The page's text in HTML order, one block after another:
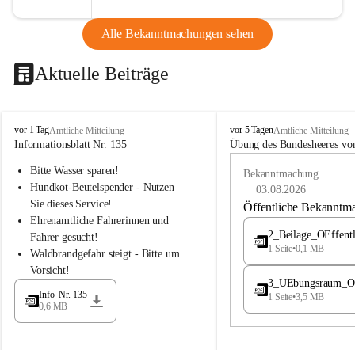
Alle Bekanntmachungen sehen
Aktuelle Beiträge
B
u
h
a
d
l
vor 1 TagAmtliche Mitteilung
Informationsblatt Nr. 135
Bitte Wasser sparen!
Hundkot-Beutelspender - Nutzen
Sie dieses Service!
Ehrenamtliche Fahrerinnen und
Fahrer gesucht!
Waldbrandgefahr steigt - Bitte um
Vorsicht!
Info_Nr. 135
0,6 MB
B
u
e
vor 5 TagenAmtliche Mitteilung
Übung des Bundesheeres
Bekanntmachung
03.08.2026
Öffentliche
1 Seite•0,1 MB
1 Seite•3,5 MB